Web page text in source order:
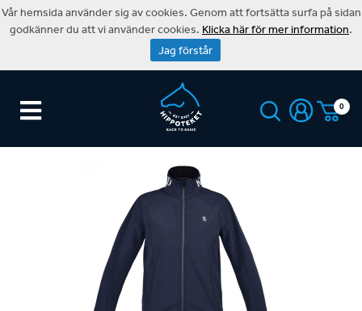
0
Vår hemsida använder sig av cookies. Genom att fortsätta surfa på sidan
godkänner du att vi använder cookies. Klicka här för mer information.
Jag förstår